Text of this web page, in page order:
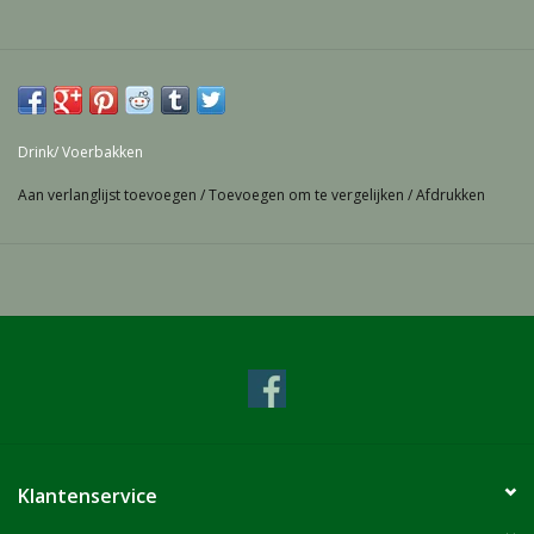
Drink/ Voerbakken
Aan verlanglijst toevoegen /Toevoegen om te vergelijken /Afdrukken
Klantenservice